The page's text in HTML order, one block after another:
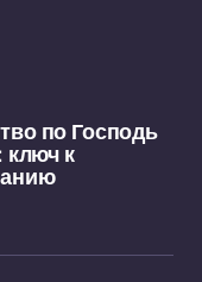
по Господь
ключ к